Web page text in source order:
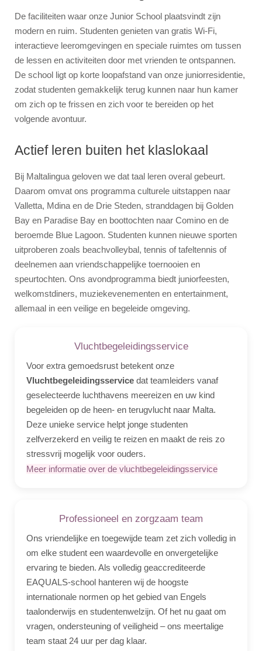
De faciliteiten waar onze Junior School plaatsvindt zijn
modern en ruim. Studenten genieten van gratis Wi-Fi,
interactieve leeromgevingen en speciale ruimtes om tussen
de lessen en activiteiten door met vrienden te ontspannen.
De school ligt op korte loopafstand van onze juniorresidentie,
zodat studenten gemakkelijk terug kunnen naar hun kamer
om zich op te frissen en zich voor te bereiden op het
volgende avontuur.
Actief leren buiten het klaslokaal
Bij Maltalingua geloven we dat taal leren overal gebeurt.
Daarom omvat ons programma culturele uitstappen naar
Valletta, Mdina en de Drie Steden, stranddagen bij Golden
Bay en Paradise Bay en boottochten naar Comino en de
beroemde Blue Lagoon. Studenten kunnen nieuwe sporten
uitproberen zoals beachvolleybal, tennis of tafeltennis of
deelnemen aan vriendschappelijke toernooien en
speurtochten. Ons avondprogramma biedt juniorfeesten,
welkomstdiners, muziekevenementen en entertainment,
allemaal in een veilige en begeleide omgeving.
Vluchtbegeleidingsservice
Voor extra gemoedsrust betekent onze
Vluchtbegeleidingsservice dat teamleiders vanaf
geselecteerde luchthavens meereizen en uw kind
begeleiden op de heen- en terugvlucht naar Malta.
Deze unieke service helpt jonge studenten
zelfverzekerd en veilig te reizen en maakt de reis zo
stressvrij mogelijk voor ouders.
Meer informatie over de vluchtbegeleidingsservice
Professioneel en zorgzaam team
Ons vriendelijke en toegewijde team zet zich volledig in
om elke student een waardevolle en onvergetelijke
ervaring te bieden. Als volledig geaccrediteerde
EAQUALS-school hanteren wij de hoogste
internationale normen op het gebied van Engels
taalonderwijs en studentenwelzijn. Of het nu gaat om
vragen, ondersteuning of veiligheid – ons meertalige
team staat 24 uur per dag klaar.